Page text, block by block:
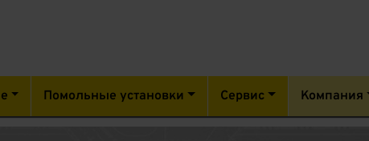
Помольные установки Сервис Компания